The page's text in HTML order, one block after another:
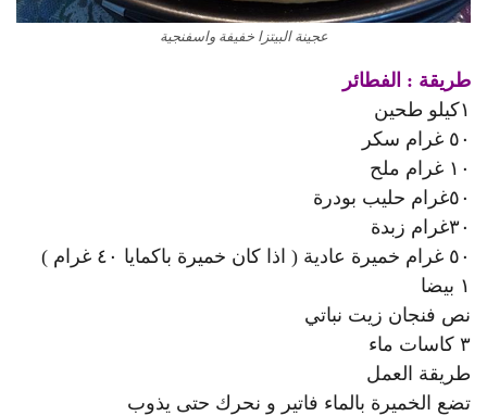
عجينة البيتزا خفيفة واسفنجية
طريقة : الفطائر
١كيلو طحين
٥٠ غرام سكر
١٠ غرام ملح
٥٠غرام حليب بودرة
٣٠غرام زبدة
٥٠ غرام خميرة عادية ( اذا كان خميرة باكمايا ٤٠ غرام )
١ بيضا
نص فنجان زيت نباتي
٣ كاسات ماء
طريقة العمل
تضع الخميرة بالماء فاتير و نحرك حتى يذوب